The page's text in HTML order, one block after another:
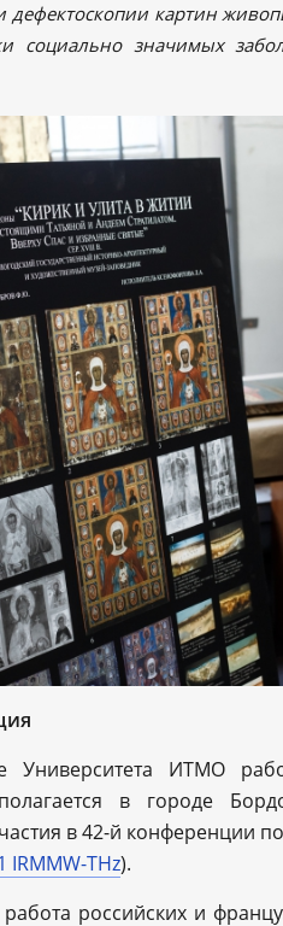
дефектоскопии картин
социально значимых
Университета ИТМО
в городе
в 42-й конференции
IRMMW-THz).
российских и